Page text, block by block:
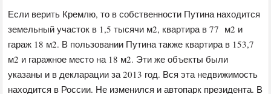
Если верить Кремлю, то в собственности Путина находится
земельный участок в 1,5 тысячи м2, квартира в 77 м2 и
гараж 18 м2. В пользовании Путина также квартира в 153,7
м2 и гаражное место на 18 м2. Эти же объекты были
указаны и в декларации за 2013 год. Вся эта недвижимость
находится в России. Не изменился и автопарк президента. В